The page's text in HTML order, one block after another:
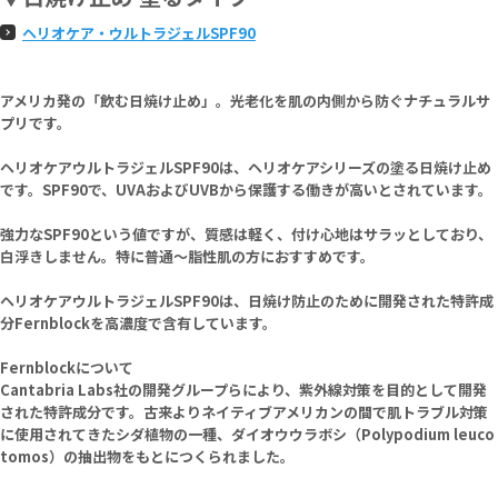
ヘリオケア・ウルトラジェルSPF90
アメリカ発の「飲む日焼け止め」。光老化を肌の内側から防ぐナチュラルサ
プリです。
ヘリオケアウルトラジェルSPF90は、ヘリオケアシリーズの塗る日焼け止め
です。SPF90で、UVAおよびUVBから保護する働きが高いとされています。
強力なSPF90という値ですが、質感は軽く、付け心地はサラッとしており、
白浮きしません。特に普通～脂性肌の方におすすめです。
ヘリオケアウルトラジェルSPF90は、日焼け防止のために開発された特許成
分Fernblockを高濃度で含有しています。
Fernblockについて
Cantabria Labs社の開発グループらにより、紫外線対策を目的として開発
された特許成分です。古来よりネイティブアメリカンの間で肌トラブル対策
に使用されてきたシダ植物の一種、ダイオウウラボシ（Polypodium leuco
tomos）の抽出物をもとにつくられました。